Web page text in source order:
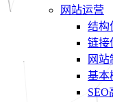
网站运营
结构
链接
网站
基本
SEO